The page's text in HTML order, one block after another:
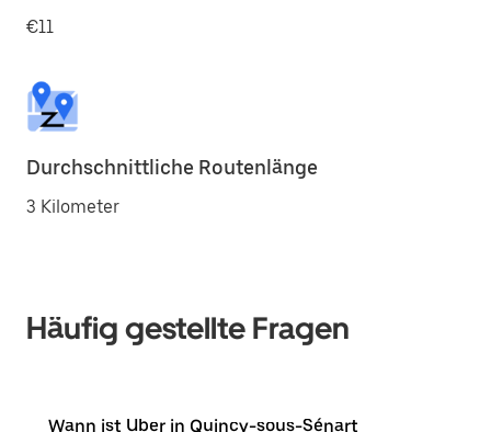
€11
Durchschnittliche Routenlänge
3 Kilometer
Häufig gestellte Fragen
Wann ist Uber in Quincy-sous-Sénart